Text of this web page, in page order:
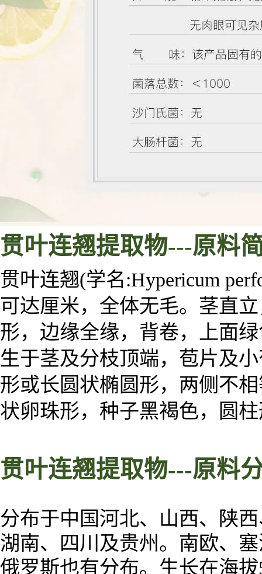
贯叶连翘提取物---原料
贯叶连翘(学名:Hypericum
可达厘米，全体无毛。茎直
形，边缘全缘，背卷，上面
生于茎及分枝顶端，苞片及
形或长圆状椭圆形，两侧不
状卵珠形，种子黑褐色，圆
贯叶连翘提取物---原料
分布于中国河北、山西、陕
湖南、四川及贵州。南欧、
俄罗斯也有分布。生长在海